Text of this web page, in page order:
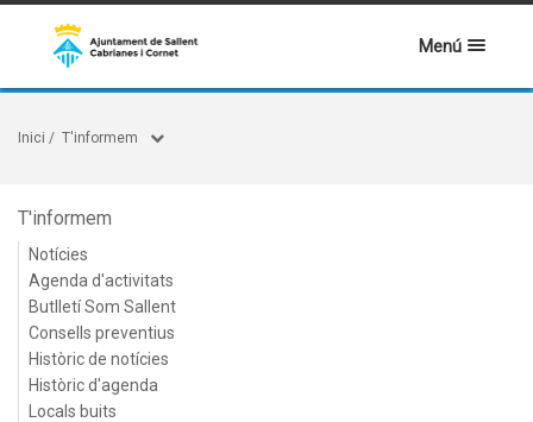
Menú
Inici / T'informem
T'informem
Notícies
Agenda d'activitats
Butlletí Som Sallent
Consells preventius
Històric de notícies
Històric d'agenda
Locals buits